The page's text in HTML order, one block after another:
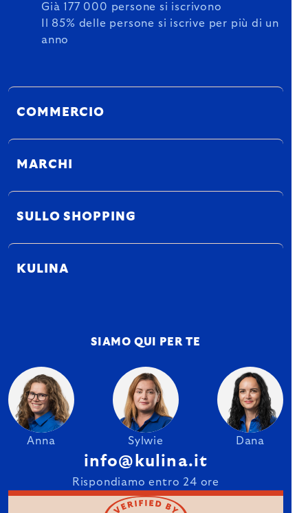
Già 177 000 persone si iscrivono
Il 85% delle persone si iscrive per più di un
anno
COMMERCIO
MARCHI
SULLO SHOPPING
KULINA
SIAMO QUI PER TE
Anna Sylwie Dana
info@kulina.it
Rispondiamo entro 24 ore